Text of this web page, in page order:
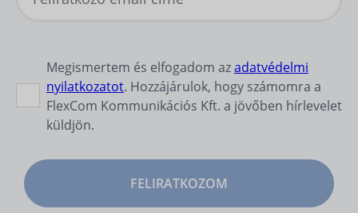
Megismertem és elfogadom azadatvédelmi
nyilatkozatot. Hozzájárulok, hogy számomra a
FlexCom Kommunikációs Kft. a jövőben hírlevelet
küldjön.
FELIRATKOZOM